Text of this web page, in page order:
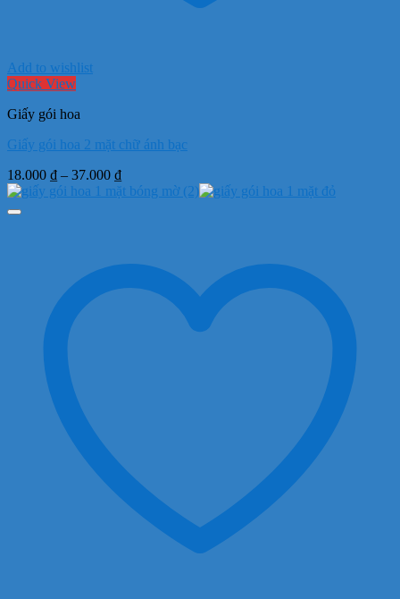
Add to wishlist
Quick View
Giấy gói hoa
Giấy gói hoa 2 mặt chữ ánh bạc
18.000 ₫ – 37.000 ₫Khoảng
giá: